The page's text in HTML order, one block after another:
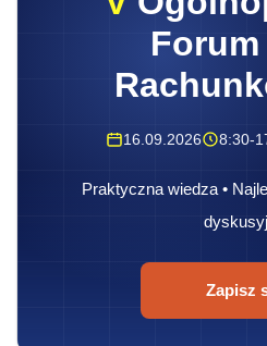
16.09.2026 8:30-
Praktyczna wiedza •
Zapisz